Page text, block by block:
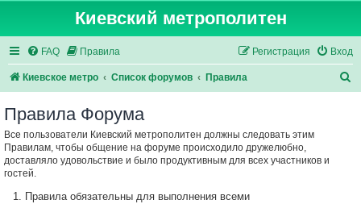
Киевский метрополитен
FAQ Правила Вход
Регистрация
Киевское метро Список форумов Правила
Правила Форума
Все пользователи Киевский метрополитен должны следовать этим
Правилам, чтобы общение на форуме происходило дружелюбно,
доставляло удовольствие и было продуктивным для всех участников и
гостей.
Правила обязательны для выполнения всеми